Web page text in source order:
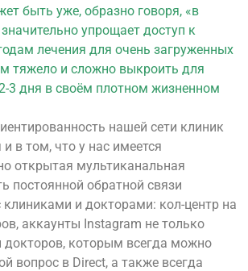
быть уже, образно говоря, «в
упрощает доступ к
лечения для очень загруженных
тяжело и сложно выкроить для
3 дня в своём плотном жизненном
нашей сети клиник
в том, что у нас имеется
открытая мультиканальная
постоянной обратной связи
клиниками и докторами: кол-центр на
аккаунты Instagram не только
докторов, которым всегда можно
вопрос в Direct, а также всегда